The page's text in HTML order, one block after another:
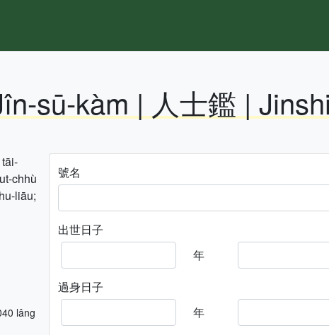
sū-kàm | 人士鑑 |
chhù
liāu;
lâng
號名
出世日子
年
過身日子
年